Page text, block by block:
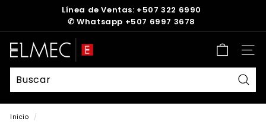
diapositivas
pausa
Línea de Ventas: +507 322 6990
✆ Whatsapp +507 6997 3678
E
L
M
E
C
Inicio /